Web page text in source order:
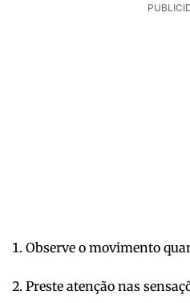
Observe o movimento
Preste atenção nas